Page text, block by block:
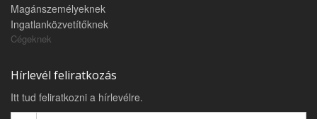
Magánszemélyeknek
Ingatlanközvetítőknek
Cégeknek
Hírlevél feliratkozás
Itt tud feliratkozni a hírlevélre.